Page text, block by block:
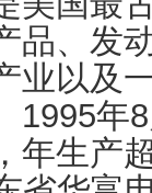
品、发
业以及
1995年
年生产